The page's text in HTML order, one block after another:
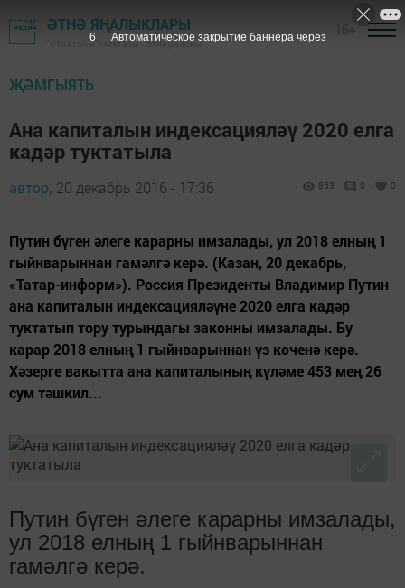
ӘТНӘ ЯҢАЛЫКЛАРЫ
"Әтнә таңы" газетасы - Әтнә районы
ҖӘМГЫЯТЬ
Ана капиталын индексацияләү 2020 елга
кадәр туктатыла
автор, 20 декабрь 2016 - 17:36 853 0 0
Путин бүген әлеге карарны имзалады, ул 2018 елның 1
гыйнварыннан гамәлгә керә. (Казан, 20 декабрь,
«Татар-информ»). Россия Президенты Владимир Путин
ана капиталын индексацияләүне 2020 елга кадәр
туктатып тору турындагы законны имзалады. Бу
карар 2018 елның 1 гыйнварыннан үз көченә керә.
Хәзерге вакытта ана капиталының күләме 453 мең 26
сум тәшкил...
Путин бүген әлеге карарны имзалады,
ул 2018 елның 1 гыйнварыннан
гамәлгә керә.
5 Автоматическое закрытие баннера через